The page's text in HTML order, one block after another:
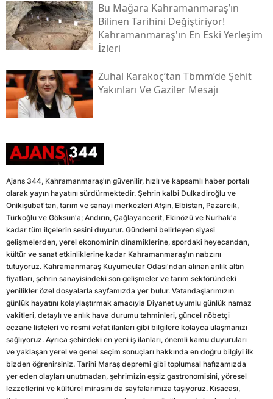
Bu Mağara Kahramanmaraş’ın
Bilinen Tarihini Değiştiriyor!
Kahramanmaraş'ın En Eski Yerleşim
İzleri
Zuhal Karakoç’tan Tbmm’de Şehit
Yakınları Ve Gaziler Mesajı
Ajans 344, Kahramanmaraş'ın güvenilir, hızlı ve kapsamlı haber portalı
olarak yayın hayatını sürdürmektedir. Şehrin kalbi Dulkadiroğlu ve
Onikişubat'tan, tarım ve sanayi merkezleri Afşin, Elbistan, Pazarcık,
Türkoğlu ve Göksun'a; Andırın, Çağlayancerit, Ekinözü ve Nurhak'a
kadar tüm ilçelerin sesini duyurur. Gündemi belirleyen siyasi
gelişmelerden, yerel ekonominin dinamiklerine, spordaki heyecandan,
kültür ve sanat etkinliklerine kadar Kahramanmaraş'ın nabzını
tutuyoruz. Kahramanmaraş Kuyumcular Odası'ndan alınan anlık altın
fiyatları, şehrin sanayisindeki son gelişmeler ve tarım sektöründeki
yenilikler özel dosyalarla sayfamızda yer bulur. Vatandaşlarımızın
günlük hayatını kolaylaştırmak amacıyla Diyanet uyumlu günlük namaz
vakitleri, detaylı ve anlık hava durumu tahminleri, güncel nöbetçi
eczane listeleri ve resmi vefat ilanları gibi bilgilere kolayca ulaşmanızı
sağlıyoruz. Ayrıca şehirdeki en yeni iş ilanları, önemli kamu duyuruları
ve yaklaşan yerel ve genel seçim sonuçları hakkında en doğru bilgiyi ilk
bizden öğrenirsiniz. Tarihi Maraş depremi gibi toplumsal hafızamızda
yer eden olayları unutmadan, şehrimizin eşsiz gastronomisini, yöresel
lezzetlerini ve kültürel mirasını da sayfalarımıza taşıyoruz. Kısacası,